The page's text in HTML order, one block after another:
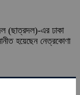
(ছাত্রদল)-এর ঢাকা
হয়েছেন নেত্রকোণা